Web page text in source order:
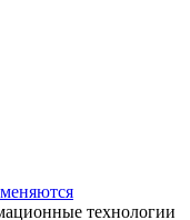
технологии